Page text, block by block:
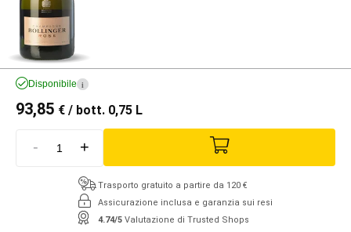
Disponibile i
93,85 € / bott. 0,75 L
- +
Trasporto gratuito a partire da 120 €
Assicurazione inclusa e garanzia sui resi
4.74/5 Valutazione di Trusted Shops